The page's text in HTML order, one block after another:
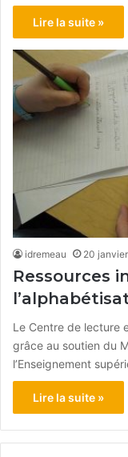
Lire la suite »
idremeau 20
Ressources
Le Centre de lecture
grâce au soutien du
l’Enseignement
Lire la suite »